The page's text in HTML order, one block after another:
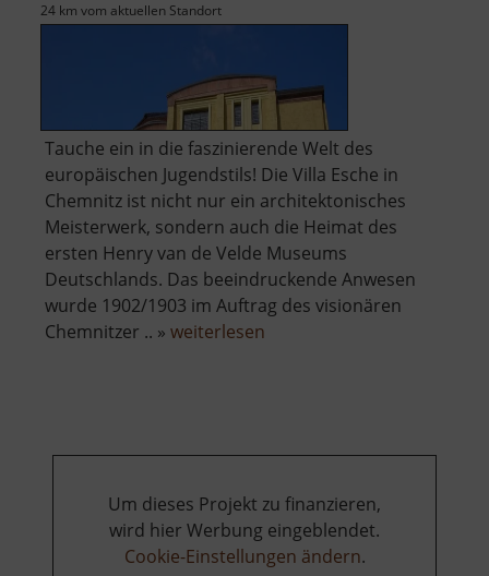
24 km vom aktuellen Standort
Tauche ein in die faszinierende Welt des
europäischen Jugendstils! Die Villa Esche in
Chemnitz ist nicht nur ein architektonisches
Meisterwerk, sondern auch die Heimat des
ersten Henry van de Velde Museums
Deutschlands. Das beeindruckende Anwesen
wurde 1902/1903 im Auftrag des visionären
Chemnitzer .. » weiterlesen
Museum
Um dieses Projekt zu finanzieren,
wird hier Werbung eingeblendet.
Cookie-Einstellungen ändern.